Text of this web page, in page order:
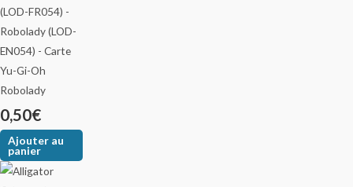
Robolady
0,50€
Ajouter au
panier